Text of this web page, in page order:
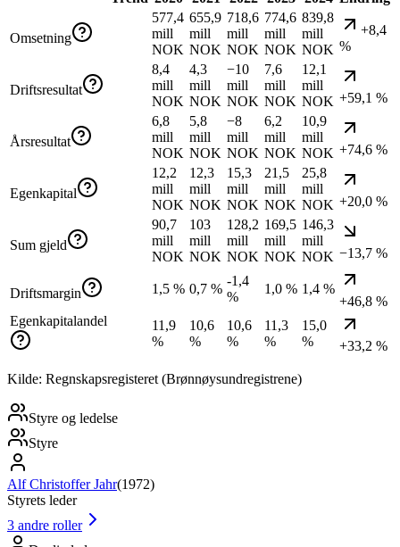
Omsetning
577,4
mill
NOK
655,9
mill
NOK
718,6
mill
NOK
774,6
mill
NOK
839,8
mill
NOK
+8,4
%
Driftsresultat
8,4
mill
NOK
4,3
mill
NOK
−10
mill
NOK
7,6
mill
NOK
12,1
mill
NOK +59,1 %
Årsresultat
6,8
mill
NOK
5,8
mill
NOK
−8
mill
NOK
6,2
mill
NOK
10,9
mill
NOK +74,6 %
Egenkapital
12,2
mill
NOK
12,3
mill
NOK
15,3
mill
NOK
21,5
mill
NOK
25,8
mill
NOK +20,0 %
Sum gjeld
90,7
mill
NOK
103
mill
NOK
128,2
mill
NOK
169,5
mill
NOK
146,3
mill
NOK −13,7 %
Driftsmargin 1,5 % 0,7 %
-1,4
%
1,0 % 1,4 %
+46,8 %
Egenkapitalandel
11,9
%
10,6
%
10,6
%
11,3
%
15,0
%
+33,2 %
Kilde: Regnskapsregisteret (Brønnøysundregistrene)
Styre og ledelse
Styre
Alf Christoffer Jahr(1972)
Styrets leder
3 andre roller